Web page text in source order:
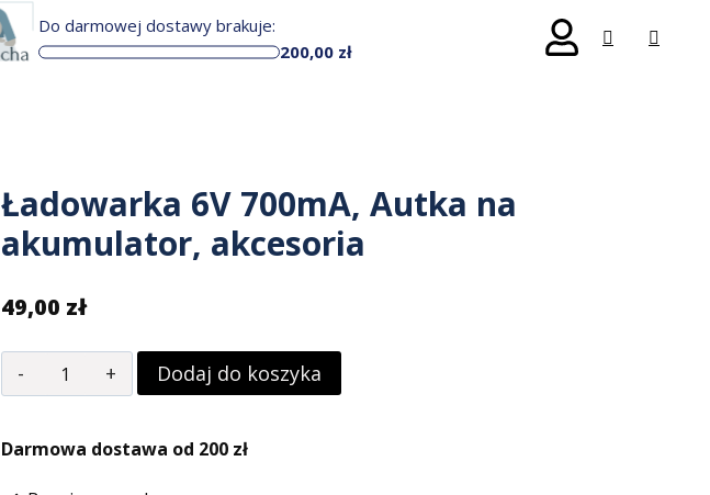
Do darmowej dostawy brakuje:
200,00 zł
Ładowarka 6V 700mA, Autka na
akumulator, akcesoria
49,00 zł
ilość
Ładowarka
Dodaj do koszyka
Darmowa dostawa od 200 zł